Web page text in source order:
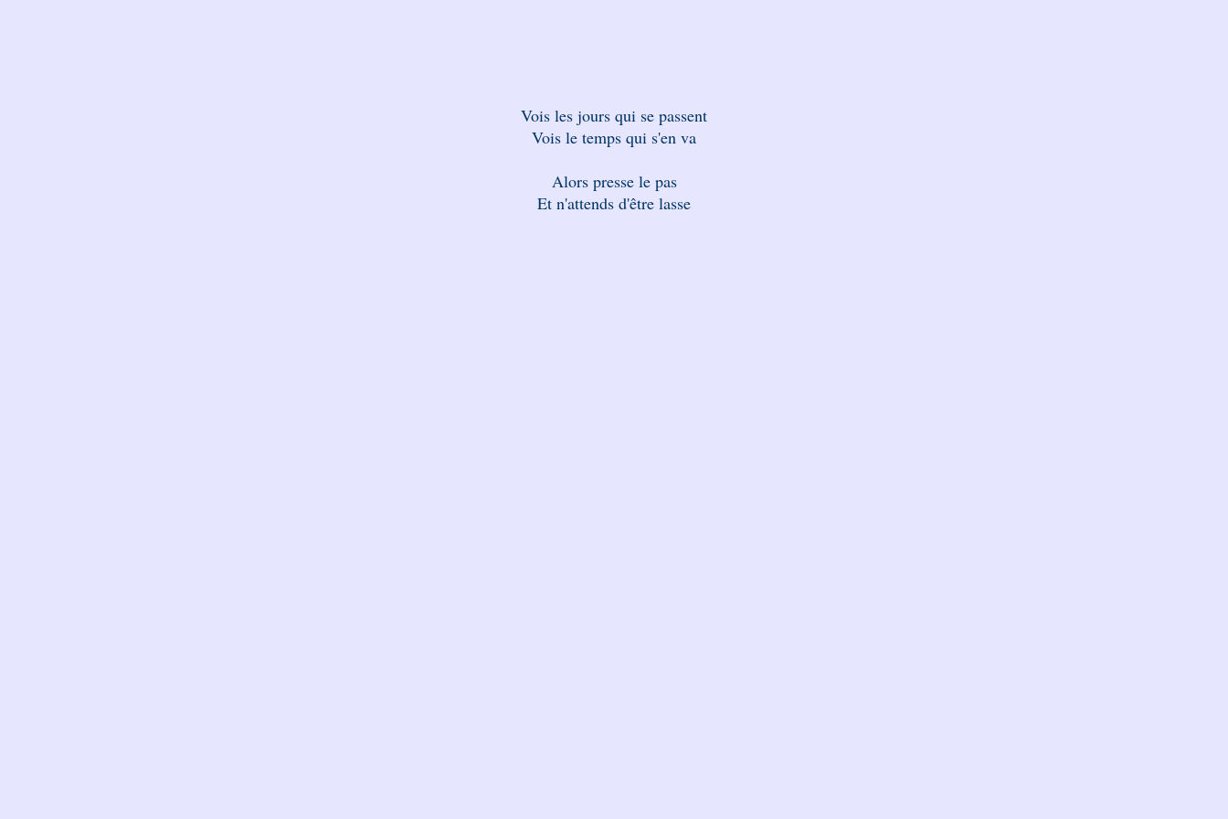
Vois les jours qui se passent
Vois le temps qui s'en va
Alors presse le pas
Et n'attends d'être lasse